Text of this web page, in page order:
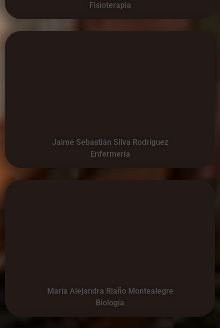
Fisioterapia
Jaime Sebastián Silva Rodríguez
Enfermería
María Alejandra Riaño Montealegre
Biología